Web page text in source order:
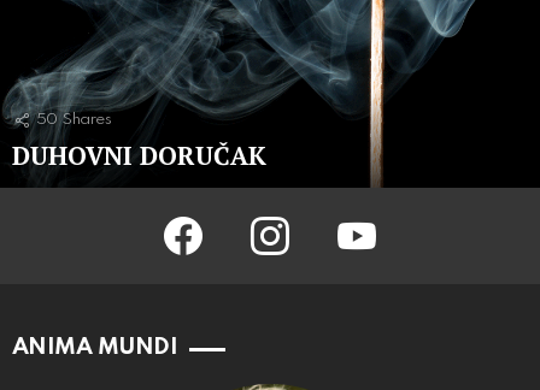
50 Shares
DUHOVNI DORUČAK
facebook instagram youtube
ANIMA MUNDI